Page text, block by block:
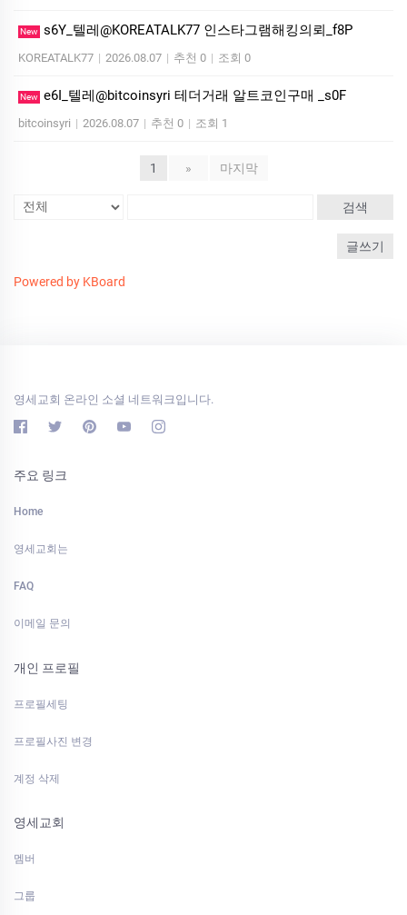
New s6Y_텔레@KOREATALK77 인스타그램해킹의뢰_f8P
KOREATALK77 | 2026.08.07 | 추천 0 | 조회 0
New e6I_텔레@bitcoinsyri 테더거래 알트코인구매 _s0F
bitcoinsyri | 2026.08.07 | 추천 0 | 조회 1
1 » 마지막
검색
글쓰기
Powered by KBoard
영세교회 온라인 소셜 네트워크입니다.
주요 링크
Home
영세교회는
FAQ
이메일 문의
개인 프로필
프로필세팅
프로필사진 변경
계정 삭제
영세교회
멤버
그룹